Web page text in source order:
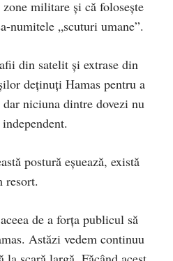
militare și că folosește
numitele „scuturi umane”.
din satelit și extrase din
deținuți Hamas pentru a
niciuna dintre dovezi nu
postură eșuează, există
resort.
de a forța publicul să
Astăzi vedem continuu